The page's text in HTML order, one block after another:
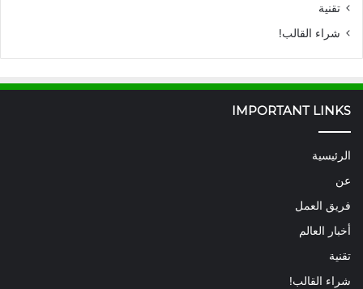
تقنية
شراء القالب!
IMPORTANT LINKS
الرئيسية
عن
فريق العمل
أخبار العالم
تقنية
شراء القالب!